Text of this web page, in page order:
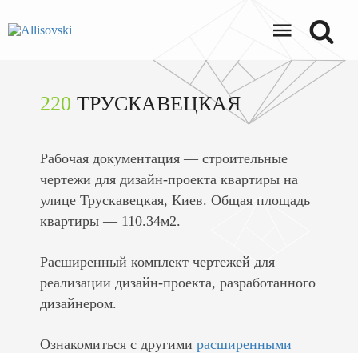
220 ТРУСКАВЕЦКАЯ
Рабочая документация — строительные
чертежи для дизайн-проекта квартиры на
улице Трускавецкая, Киев. Общая площадь
квартиры — 110.34м2.
Расширенный комплект чертежей для
реализации дизайн-проекта, разработанного
дизайнером.
Ознакомиться с другими расширенными